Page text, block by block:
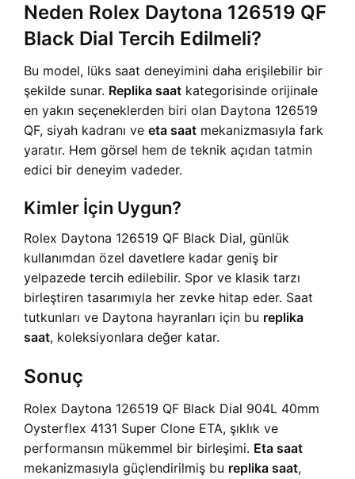
Neden Rolex Daytona 126519 QF
Black Dial Tercih Edilmeli?
Bu model, lüks saat deneyimini daha erişilebilir bir
şekilde sunar. Replika saat kategorisinde orijinale
en yakın seçeneklerden biri olan Daytona 126519
QF, siyah kadranı ve eta saat mekanizmasıyla fark
yaratır. Hem görsel hem de teknik açıdan tatmin
edici bir deneyim vadeder.
Kimler İçin Uygun?
Rolex Daytona 126519 QF Black Dial, günlük
kullanımdan özel davetlere kadar geniş bir
yelpazede tercih edilebilir. Spor ve klasik tarzı
birleştiren tasarımıyla her zevke hitap eder. Saat
tutkunları ve Daytona hayranları için bu replika
saat, koleksiyonlara değer katar.
Sonuç
Rolex Daytona 126519 QF Black Dial 904L 40mm
Oysterflex 4131 Super Clone ETA, şıklık ve
performansın mükemmel bir birleşimi. Eta saat
mekanizmasıyla güçlendirilmiş bu replika saat,